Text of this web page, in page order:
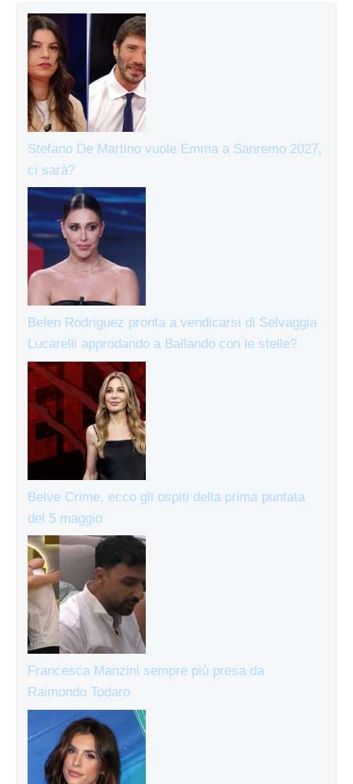
Stefano De Martino vuole Emma a Sanremo 2027,
ci sarà?
Belen Rodriguez pronta a vendicarsi di Selvaggia
Lucarelli approdando a Ballando con le stelle?
Belve Crime, ecco gli ospiti della prima puntata
del 5 maggio
Francesca Manzini sempre più presa da
Raimondo Todaro